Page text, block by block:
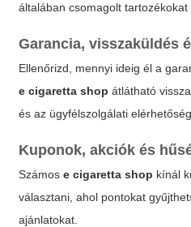
általában csomagolt
Garancia, visszaküldés
Ellenőrizd, mennyi ideig él a
e cigaretta shop átlátható
és az ügyfélszolgálati
Kuponok, akciók és
Számose cigaretta shop kínál
választani, ahol pontokat
ajánlatokat.